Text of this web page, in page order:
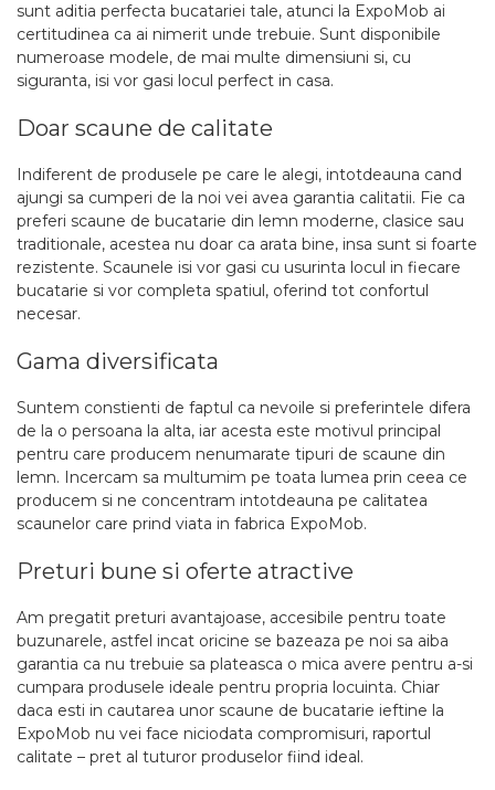
sunt aditia perfecta bucatariei tale, atunci la ExpoMob ai
certitudinea ca ai nimerit unde trebuie. Sunt disponibile
numeroase modele, de mai multe dimensiuni si, cu
siguranta, isi vor gasi locul perfect in casa.
Doar scaune de calitate
Indiferent de produsele pe care le alegi, intotdeauna cand
ajungi sa cumperi de la noi vei avea garantia calitatii. Fie ca
preferi scaune de bucatarie din lemn moderne, clasice sau
traditionale, acestea nu doar ca arata bine, insa sunt si foarte
rezistente. Scaunele isi vor gasi cu usurinta locul in fiecare
bucatarie si vor completa spatiul, oferind tot confortul
necesar.
Gama diversificata
Suntem constienti de faptul ca nevoile si preferintele difera
de la o persoana la alta, iar acesta este motivul principal
pentru care producem nenumarate tipuri de scaune din
lemn. Incercam sa multumim pe toata lumea prin ceea ce
producem si ne concentram intotdeauna pe calitatea
scaunelor care prind viata in fabrica ExpoMob.
Preturi bune si oferte atractive
Am pregatit preturi avantajoase, accesibile pentru toate
buzunarele, astfel incat oricine se bazeaza pe noi sa aiba
garantia ca nu trebuie sa plateasca o mica avere pentru a-si
cumpara produsele ideale pentru propria locuinta. Chiar
daca esti in cautarea unor scaune de bucatarie ieftine la
ExpoMob nu vei face niciodata compromisuri, raportul
calitate – pret al tuturor produselor fiind ideal.